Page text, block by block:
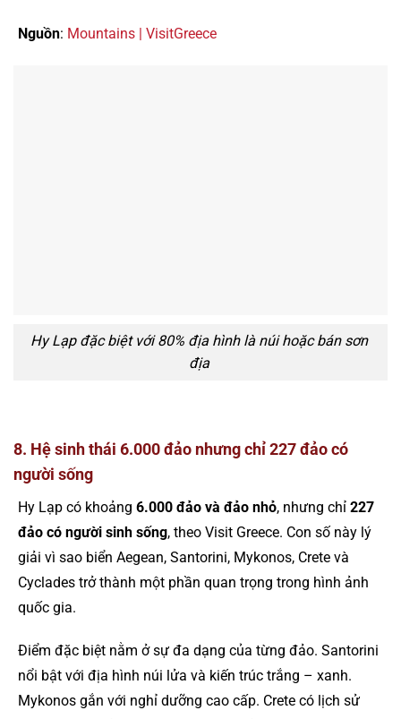
Nguồn: Mountains | VisitGreece
Hy Lạp đặc biệt với 80% địa hình là núi hoặc bán sơn
địa
8. Hệ sinh thái 6.000 đảo nhưng chỉ 227 đảo có
người sống
Hy Lạp có khoảng 6.000 đảo và đảo nhỏ, nhưng chỉ 227
đảo có người sinh sống, theo Visit Greece. Con số này lý
giải vì sao biển Aegean, Santorini, Mykonos, Crete và
Cyclades trở thành một phần quan trọng trong hình ảnh
quốc gia.
Điểm đặc biệt nằm ở sự đa dạng của từng đảo. Santorini
nổi bật với địa hình núi lửa và kiến trúc trắng – xanh.
Mykonos gắn với nghỉ dưỡng cao cấp. Crete có lịch sử